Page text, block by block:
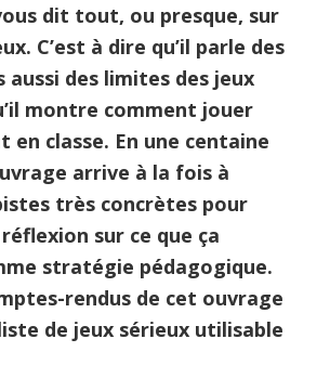
dit tout, ou presque, sur
C’est à dire qu’il parle des
aussi des limites des jeux
montre comment jouer
en classe. En une centaine
arrive à la fois à
très concrètes pour
sur ce que ça
stratégie pédagogique.
rendus de cet ouvrage
de jeux sérieux utilisable